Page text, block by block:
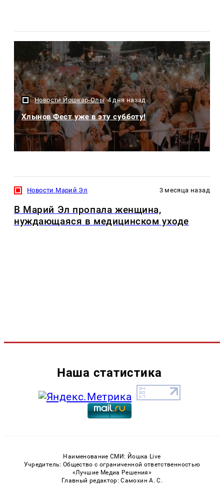
Новости Йошкар-Олы 4 дня назад
Хлынов Фест уже в эту субботу!
Новости Марий Эл 3 месяца назад
В Марий Эл пропала женщина,
нуждающаяся в медицинском уходе
Наша статистика
Наименование СМИ: Йошка Live
Учредитель: Общество с ограниченной ответственностью
«Лучшие Медиа Решения»
Главный редактор: Самохин А. С.